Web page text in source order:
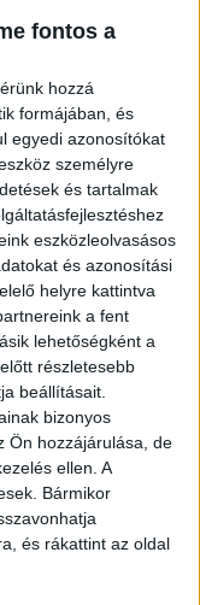
fontos a
hozzá
formájában, és
egyedi azonosítókat
személyre
és tartalmak
eszközleolvasásos
és azonosítási
helyre kattintva
a fent
lehetőségként a
részletesebb
beállításait.
bizonyos
Ön hozzájárulása, de
ellen. A
Bármikor
és rákattint az oldal
ki a
hídra, így
Budapest Pride
város, ahol
és egyenlősége
először idén
zászló.
A
éred el!
többen